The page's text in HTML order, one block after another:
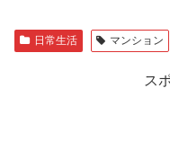
日常生活 マンション
ス